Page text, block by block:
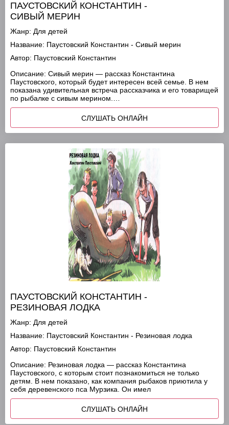
ПАУСТОВСКИЙ КОНСТАНТИН -
СИВЫЙ МЕРИН
Жанр: Для детей
Название: Паустовский Константин - Сивый мерин
Автор: Паустовский Константин
Описание: Сивый мерин — рассказ Константина
Паустовского, который будет интересен всей семье. В нем
показана удивительная встреча рассказчика и его товарищей
по рыбалке с сивым мерином.…
СЛУШАТЬ ОНЛАЙН
ПАУСТОВСКИЙ КОНСТАНТИН -
РЕЗИНОВАЯ ЛОДКА
Жанр: Для детей
Название: Паустовский Константин - Резиновая лодка
Автор: Паустовский Константин
Описание: Резиновая лодка — рассказ Константина
Паустовского, с которым стоит познакомиться не только
детям. В нем показано, как компания рыбаков приютила у
себя деревенского пса Мурзика. Он имел
СЛУШАТЬ ОНЛАЙН